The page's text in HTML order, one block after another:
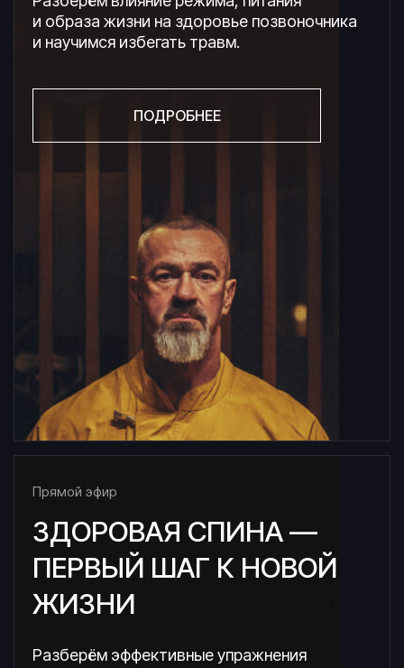
и образа жизни на здоровье позвоночника
и научимся избегать травм.
ПОДРОБНЕЕ
Прямой эфир
ЗДОРОВАЯ СПИНА —
ПЕРВЫЙ ШАГ К НОВОЙ
ЖИЗНИ
Разберём эффективные упражнения